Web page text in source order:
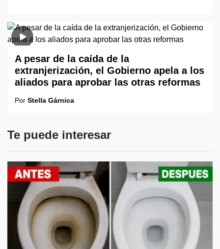
A pesar de la caída de la
extranjerización, el Gobierno apela a los
aliados para aprobar las otras reformas
Por Stella Gárnica
Te puede interesar